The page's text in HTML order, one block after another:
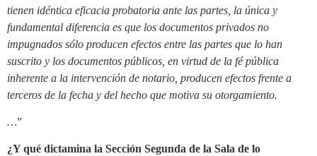
tienen idéntica eficacia probatoria ante las partes, la única y
fundamental diferencia es que los documentos privados no
impugnados sólo producen efectos entre las partes que lo han
suscrito y los documentos públicos, en virtud de la fé pública
inherente a la intervención de notario, producen efectos frente a
terceros de la fecha y del hecho que motiva su otorgamiento.
…”
¿Y qué dictamina la Sección Segunda de la Sala de lo